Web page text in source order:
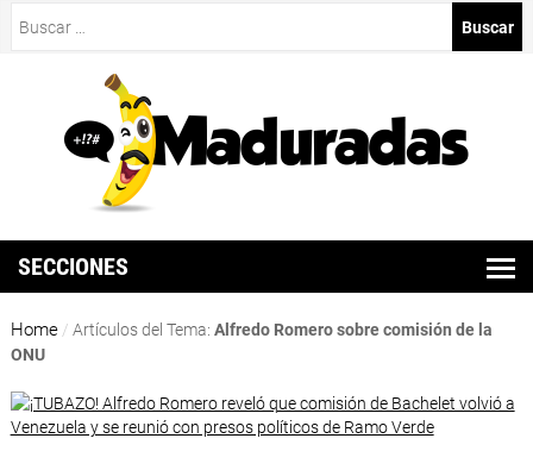
SECCIONES
Home / Artículos del Tema: Alfredo Romero sobre comisión de la
ONU